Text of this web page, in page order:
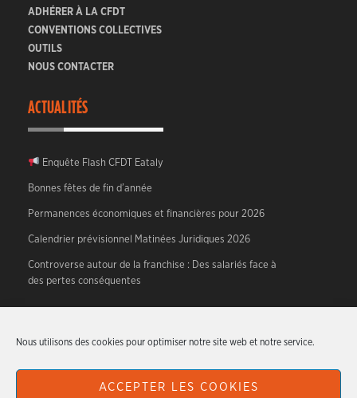
Nous utilisons des cookies pour optimiser notre site web et notre service.
ACCEPTER LES COOKIES
ADHÉRER À LA CFDT
CONVENTIONS COLLECTIVES
OUTILS
NOUS CONTACTER
ACTUALITÉS
Enquête Flash CFDT Eataly
Bonnes fêtes de fin d’année
Permanences économiques et financières pour 2026
Calendrier prévisionnel Matinées Juridiques 2026
Controverse autour de la franchise : Des salariés face à
des pertes conséquentes
CFDT HTR – Hotellerie, Tourisme, Restauration.